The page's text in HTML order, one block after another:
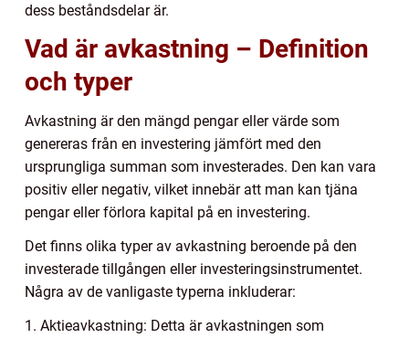
dess beståndsdelar är.
Vad är avkastning – Definition
och typer
Avkastning är den mängd pengar eller värde som
genereras från en investering jämfört med den
ursprungliga summan som investerades. Den kan vara
positiv eller negativ, vilket innebär att man kan tjäna
pengar eller förlora kapital på en investering.
Det finns olika typer av avkastning beroende på den
investerade tillgången eller investeringsinstrumentet.
Några av de vanligaste typerna inkluderar:
1. Aktieavkastning: Detta är avkastningen som